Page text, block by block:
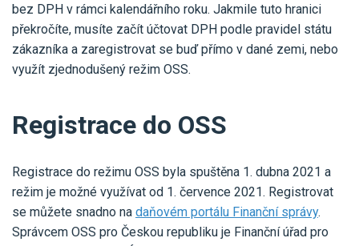
bez DPH v rámci kalendářního roku. Jakmile tuto hranici
překročíte, musíte začít účtovat DPH podle pravidel státu
zákazníka a zaregistrovat se buď přímo v dané zemi, nebo
využít zjednodušený režim OSS.
Registrace do OSS
Registrace do režimu OSS byla spuštěna 1. dubna 2021 a
režim je možné využívat od 1. července 2021. Registrovat
se můžete snadno na daňovém portálu Finanční správy.
Správcem OSS pro Českou republiku je Finanční úřad pro